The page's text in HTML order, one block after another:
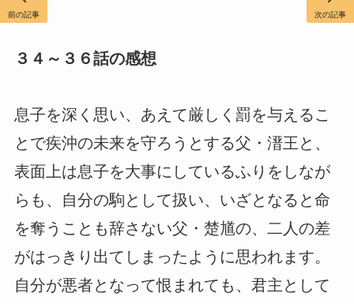
３４～３６話の感想
息子を深く思い、あえて厳しく罰を与えるこ
とで疾沖の未来を守ろうとする父・溍王と、
表面上は息子を大事にしているふりをしなが
らも、自分の駒として扱い、いざとなると命
を奪うことも辞さない父・楚馗の、二人の差
がはっきり出てしまったように思われます。
自分が悪者となって恨まれても、君主として
前の記事 次の記事